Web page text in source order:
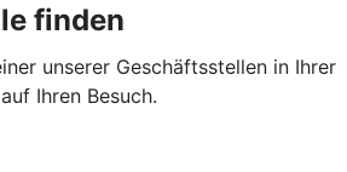
finden
unserer Geschäftsstellen in Ihrer
Ihren Besuch.